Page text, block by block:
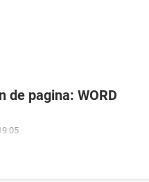
de pagina: WORD